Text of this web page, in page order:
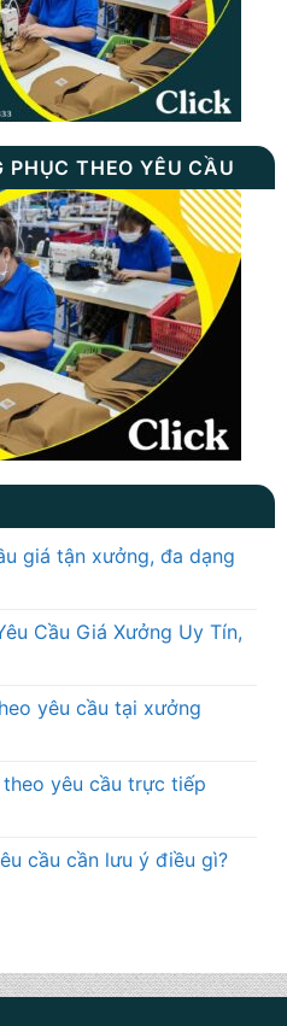
PHỤC THEO YÊU CẦU
giá tận xưởng, đa dạng
Cầu Giá Xưởng Uy Tín,
yêu cầu tại xưởng
yêu cầu trực tiếp
cầu cần lưu ý điều gì?